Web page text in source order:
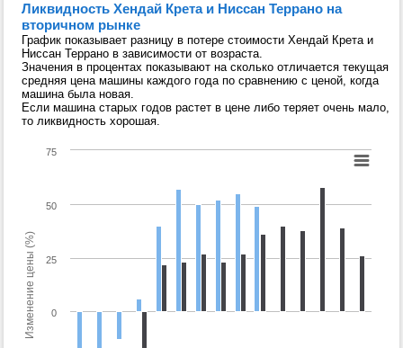
Ликвидность Хендай Крета и Ниссан Террано на
вторичном рынке
График показывает разницу в потере стоимости Хендай Крета и
Ниссан Террано в зависимости от возраста.
Значения в процентах показывают на сколько отличается текущая
средняя цена машины каждого года по сравнению с ценой, когда
машина была новая.
Если машина старых годов растет в цене либо теряет очень мало,
то ликвидность хорошая.
Изменение цены (%) 0
25
50
75